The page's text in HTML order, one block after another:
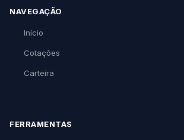
NAVEGAÇÃO
Início
Cotações
Carteira
FERRAMENTAS